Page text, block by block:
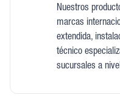
Nuestros
marcas
extendida,
técnico
sucursales a